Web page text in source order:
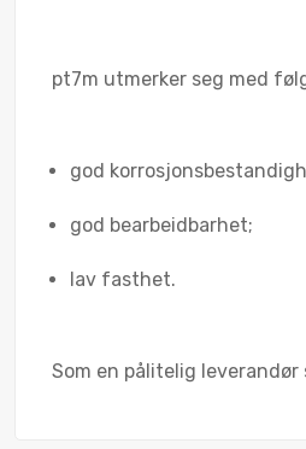
pt7m utmerker seg med
god
god bearbeidbarhet;
lav fasthet.
Som en pålitelig